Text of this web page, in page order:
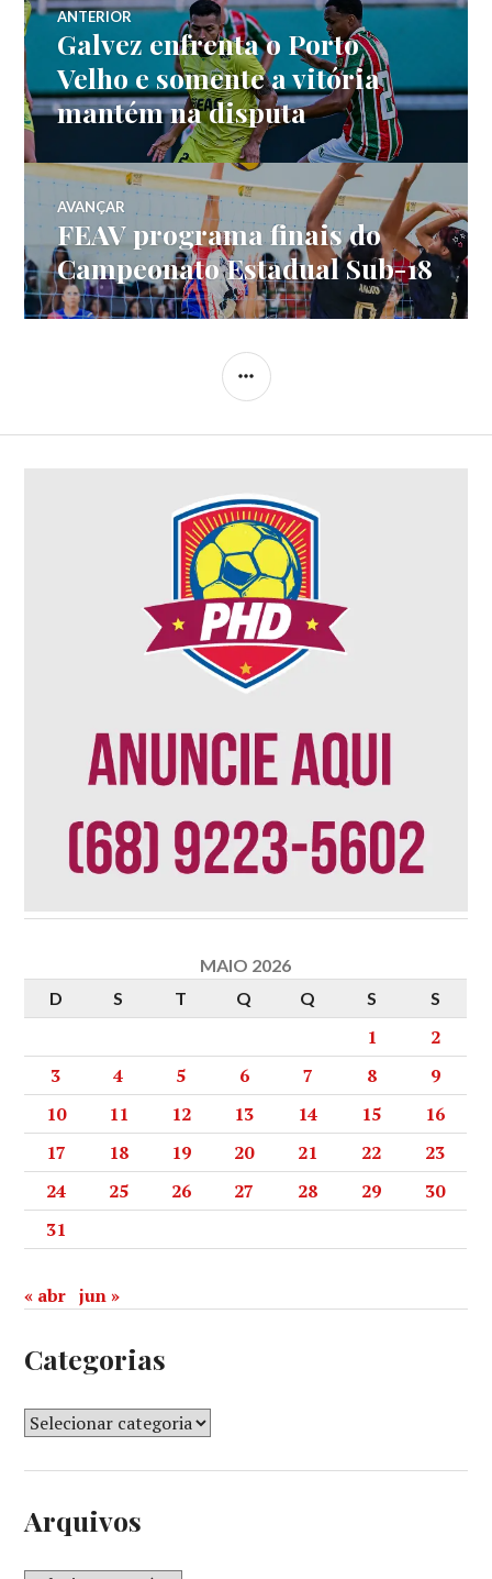
ANTERIOR
Galvez enfrenta o Porto
Velho e somente a vitória
mantém na disputa
AVANÇAR
FEAV programa finais do
Campeonato Estadual Sub-18
MAIO 2026
D
S T Q Q S S
1
2
3
4 5 6 7 8
9
10
11 12 13 14 15
16
17
18 19 20 21 22
23
24
25 26 27 28 29
30
31
« abr jun »
Categorias
Arquivos